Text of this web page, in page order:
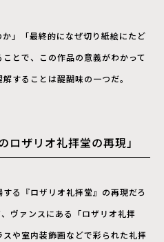
か」「最終的になぜ切り紙絵にたど
とで、この作品の意義がわかって
することは醍醐味の一つだ。
ザリオ礼拝堂の再現」
る『ロザリオ礼拝堂』の再現だろ
ヴァンスにある「ロザリオ礼拝
や室内装飾画などで彩られた礼拝